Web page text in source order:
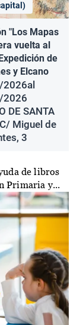
"Los Mapas
vuelta al
de
y Elcano
2026al
2026
DE SANTA
Miguel de
3
de libros
Primaria y...